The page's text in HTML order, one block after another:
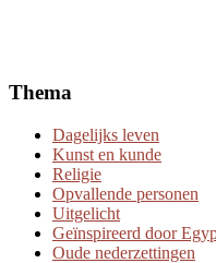
Thema
Dagelijks leven
Kunst en kunde
Religie
Opvallende personen
Uitgelicht
Geïnspireerd door
Oude nederzettingen